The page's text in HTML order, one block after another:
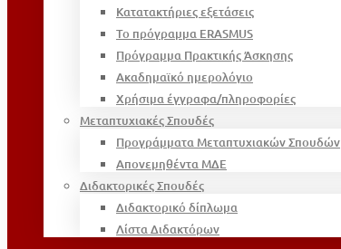
Κατατακτήριες εξετάσεις
Το πρόγραμμα ERASMUS
Πρόγραμμα Πρακτικής Άσκησης
Ακαδημαϊκό ημερολόγιο
Χρήσιμα έγγραφα/πληροφορίες
Μεταπτυχιακές Σπουδές
Προγράμματα Μεταπτυχιακών Σπουδών
Απονεμηθέντα ΜΔΕ
Διδακτορικές Σπουδές
Διδακτορικό δίπλωμα
Λίστα Διδακτόρων